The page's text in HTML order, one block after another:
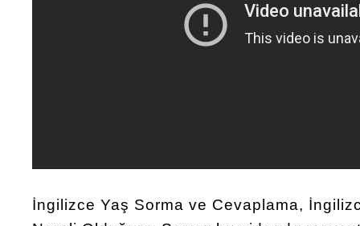
İngilizce Yaş Sorma ve Cevaplama,